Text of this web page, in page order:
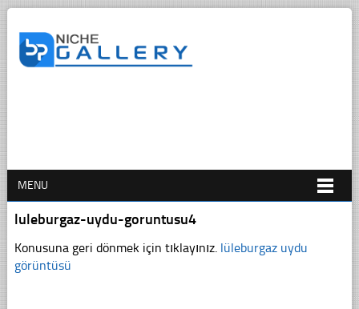
MENU
luleburgaz-uydu-goruntusu4
Konusuna geri dönmek için tıklayınız. lüleburgaz uydu
görüntüsü